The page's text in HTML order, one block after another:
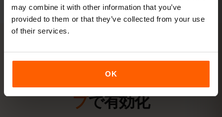
may combine it with other information that you’ve
provided to them or that they’ve collected from your use
of their services.
OK
アクティベーション
ハンガリーのeSIMを3ステッ
プで有効化